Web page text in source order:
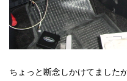
ちょっと断念しかけてました